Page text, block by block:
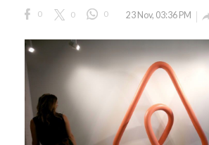
0 0 0 23 Nov, 03:36 PM